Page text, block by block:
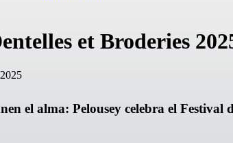
et Broderies
el alma: Pelousey celebra el Festival